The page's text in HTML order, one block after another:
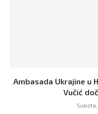
Ambasada Ukrajine u
Vučić